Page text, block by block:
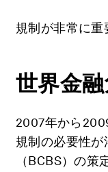
規制が非常に重
世界金
2007年から
規制の必要性
（BCBS）の